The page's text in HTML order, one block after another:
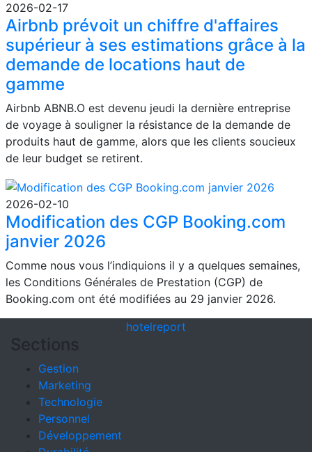
2026-02-17
Airbnb prévoit un chiffre d'affaires
supérieur à ses estimations grâce à la
demande de locations haut de
gamme
Airbnb ABNB.O est devenu jeudi la dernière entreprise
de voyage à souligner la résistance de la demande de
produits haut de gamme, alors que les clients soucieux
de leur budget se retirent.
2026-02-10
Modification des CGP Booking.com
janvier 2026
Comme nous vous l’indiquions il y a quelques semaines,
les Conditions Générales de Prestation (CGP) de
Booking.com ont été modifiées au 29 janvier 2026.
hotelreport
Sections
Gestion
Marketing
Technologie
Personnel
Développement